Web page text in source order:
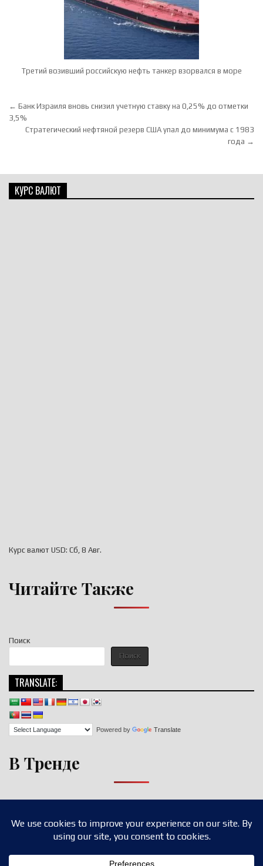
Третий возивший российскую нефть танкер взорвался в море
Навигация по записям
← Банк Израиля вновь снизил учетную ставку на 0,25% до отметки
3,5%
Стратегический нефтяной резерв США упал до минимума с 1983
года →
Поиск
Поиск
TRANSLATE:
Powered by Translate
В Тренде
КУРС ВАЛЮТ
Курс валют USD: Сб, 8 Авг.
Читайте Также
Design by ThemesDNA.com